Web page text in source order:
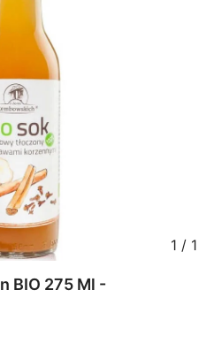
1 / 1
BIO 275 Ml -